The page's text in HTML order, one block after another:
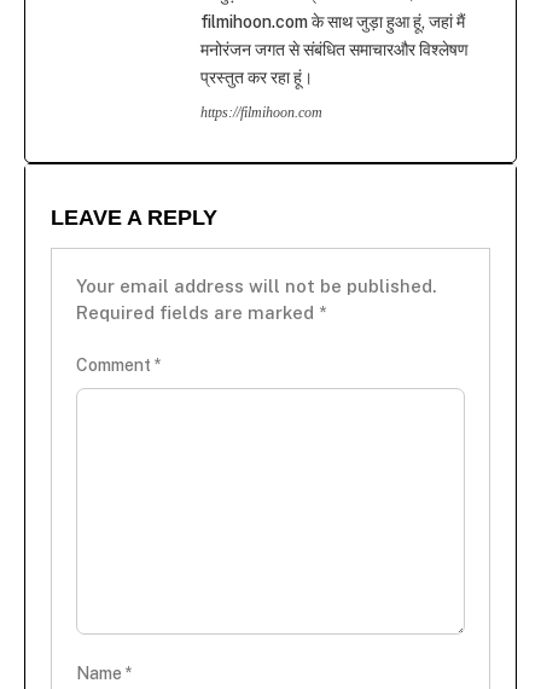
filmihoon.com के साथ जुड़ा हुआ हूं, जहां मैं
मनोरंजन जगत से संबंधित समाचारऔर विश्लेषण
प्रस्तुत कर रहा हूं।
https://filmihoon.com
LEAVE A REPLY
Your email address will not be published.
Required fields are marked *
Comment *
Name *